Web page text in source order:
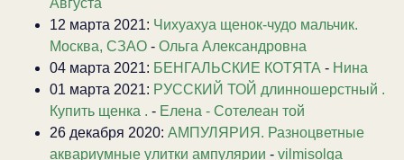
Августа
12 марта 2021: Чихуахуа щенок-чудо мальчик.
Москва, СЗАО - Ольга Александровна
04 марта 2021: БЕНГАЛЬСКИЕ КОТЯТА - Нина
01 марта 2021: РУССКИЙ ТОЙ длинношерстный .
Купить щенка . - Елена - Сотелеан той
26 декабря 2020: АМПУЛЯРИЯ. Разноцветные
аквариумные улитки ампулярии - vilmisolga